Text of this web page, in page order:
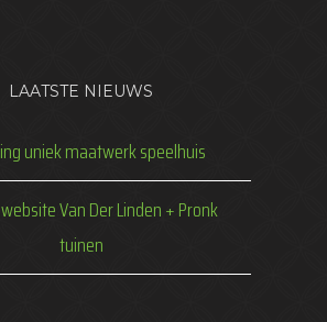
LAATSTE NIEUWS
uniek maatwerk speelhuis
Van Der Linden + Pronk
tuinen